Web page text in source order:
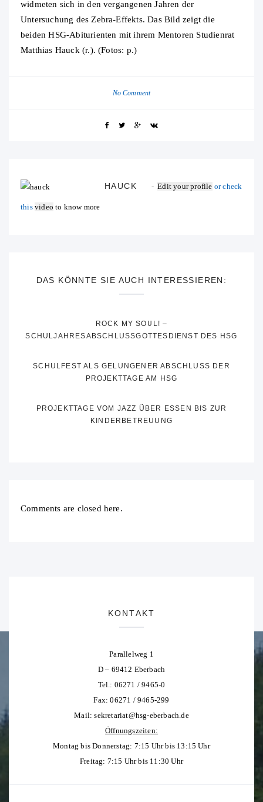
widmeten sich in den vergangenen Jahren der
Untersuchung des Zebra-Effekts. Das Bild zeigt die
beiden HSG-Abiturienten mit ihrem Mentoren Studienrat
Matthias Hauck (r.). (Fotos: p.)
No Comment
HAUCK Edit your profile or check
this video to know more
DAS KÖNNTE SIE AUCH INTERESSIEREN:
ROCK MY SOUL! –
SCHULJAHRESABSCHLUSSGOTTESDIENST DES HSG
SCHULFEST ALS GELUNGENER ABSCHLUSS DER
PROJEKTTAGE AM HSG
PROJEKTTAGE VOM JAZZ ÜBER ESSEN BIS ZUR
KINDERBETREUUNG
Comments are closed here.
KONTAKT
Parallelweg 1
D – 69412 Eberbach
Tel.: 06271 / 9465-0
Fax: 06271 / 9465-299
Mail:sekretariat@hsg-eberbach.de
Öffnungszeiten:
Montag bis Donnerstag: 7:15 Uhr bis 13:15 Uhr
Freitag: 7:15 Uhr bis 11:30 Uhr